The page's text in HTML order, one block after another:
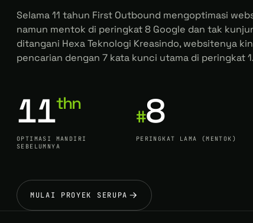
Selama 11 tahun First Outbound mengoptimasi
namun mentok di peringkat 8 Google dan tak
ditangani Hexa Teknologi Kreasindo, websitenya
pencarian dengan 7 kata kunci utama di peringkat 1.
11thn
OPTIMASI MANDIRI
SEBELUMNYA
#8
PERINGKAT LAMA (MENTOK)
MULAI PROYEK SERUPA